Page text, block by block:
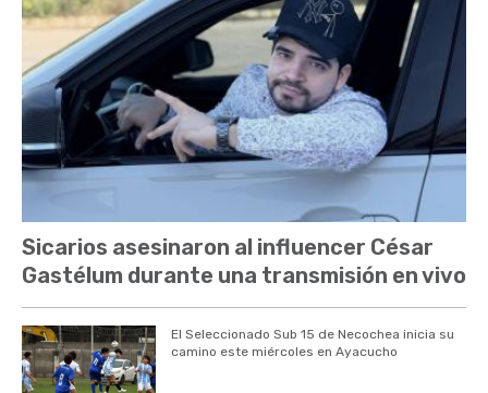
Sicarios asesinaron al influencer César
Gastélum durante una transmisión en vivo
El Seleccionado Sub 15 de Necochea inicia su
camino este miércoles en Ayacucho